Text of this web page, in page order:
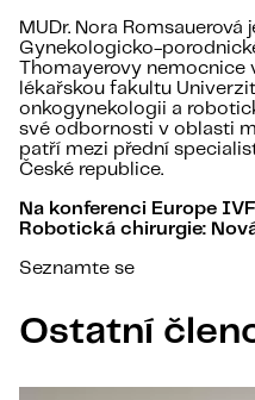
MUDr. Nora
Gynekologicko-
Thomayerovy nemocnice
lékařskou fakultu
onkogynekologii a
své odbornosti v oblasti
patří mezi přední
České republice.
Na konferenci Europe
Robotická chirurgie:
Seznamte se
Ostatní